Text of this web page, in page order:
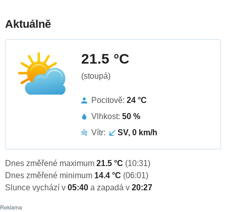
Aktuálně
21.5 °C
(stoupá)
Pocitově: 24 °C
Vlhkost: 50 %
Vítr:
SV, 0 km/h
Dnes změřené maximum 21.5 °C (10:31)
Dnes změřené minimum 14.4 °C (06:01)
Slunce vychází v 05:40 a zapadá v 20:27